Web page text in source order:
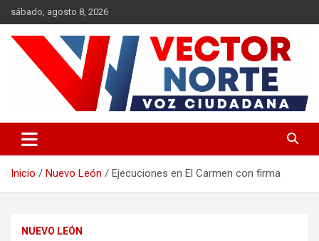
Saltar
al
contenido
sábado, agosto 8, 2026
Vector Norte
Inicio Nuevo León Ejecuciones en El Carmen con firma
NUEVO LEÓN